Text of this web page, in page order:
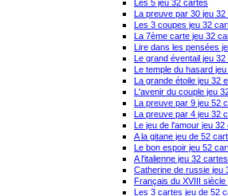
Les 5 jeu 32 cartes
La preuve par 30 jeu 32
Les 3 coupes jeu 32
La 7ème carte jeu 32
Lire dans les pensées
Le grand éventail jeu 32
Le temple du hasard
La grande étoile jeu 32
L'avenir du couple jeu
La preuve par 9 jeu 52
La preuve par 4 jeu 32
Le jeu de l'amour jeu 32
A la gitane jeu de 52
Le bon espoir jeu 52
A l'italienne jeu 32 cartes
Catherine de russie jeu
Français du XVIII siècle
Les 3 cartes jeu de 52